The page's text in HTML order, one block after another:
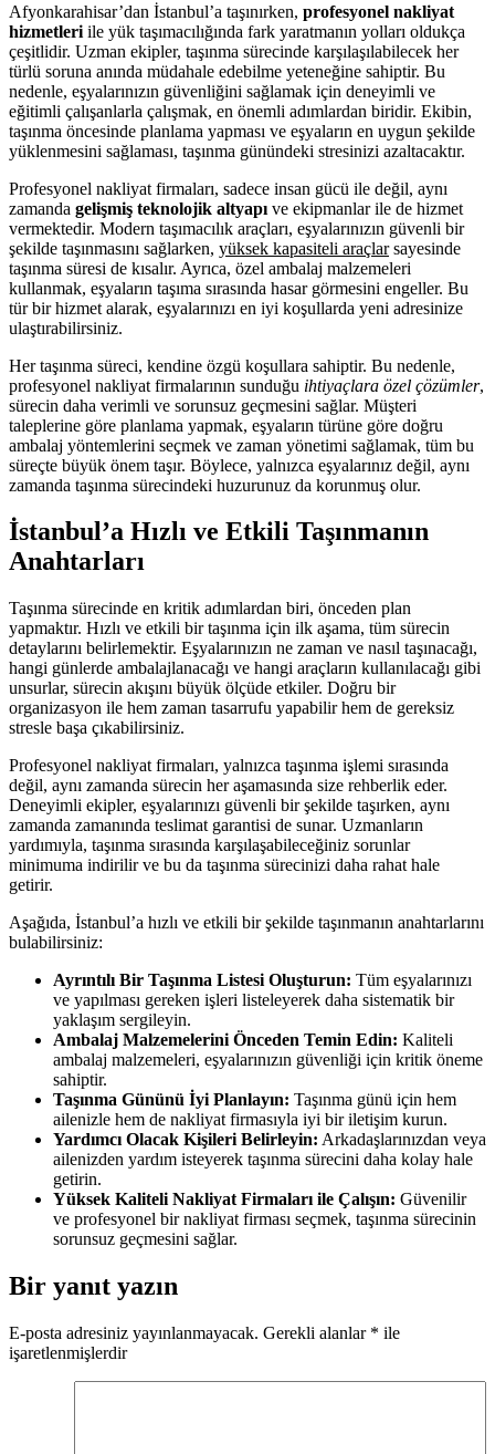
Afyonkarahisar’dan İstanbul’a taşınırken, profesyonel nakliyat
hizmetleri ile yük taşımacılığında fark yaratmanın yolları oldukça
çeşitlidir. Uzman ekipler, taşınma sürecinde karşılaşılabilecek her
türlü soruna anında müdahale edebilme yeteneğine sahiptir. Bu
nedenle, eşyalarınızın güvenliğini sağlamak için deneyimli ve
eğitimli çalışanlarla çalışmak, en önemli adımlardan biridir. Ekibin,
taşınma öncesinde planlama yapması ve eşyaların en uygun şekilde
yüklenmesini sağlaması, taşınma günündeki stresinizi azaltacaktır.
Profesyonel nakliyat firmaları, sadece insan gücü ile değil, aynı
zamanda gelişmiş teknolojik altyapı ve ekipmanlar ile de hizmet
vermektedir. Modern taşımacılık araçları, eşyalarınızın güvenli bir
şekilde taşınmasını sağlarken, yüksek kapasiteli araçlarsayesinde
taşınma süresi de kısalır. Ayrıca, özel ambalaj malzemeleri
kullanmak, eşyaların taşıma sırasında hasar görmesini engeller. Bu
tür bir hizmet alarak, eşyalarınızı en iyi koşullarda yeni adresinize
ulaştırabilirsiniz.
Her taşınma süreci, kendine özgü koşullara sahiptir. Bu nedenle,
profesyonel nakliyat firmalarının sunduğu ihtiyaçlara özel çözümler,
sürecin daha verimli ve sorunsuz geçmesini sağlar. Müşteri
taleplerine göre planlama yapmak, eşyaların türüne göre doğru
ambalaj yöntemlerini seçmek ve zaman yönetimi sağlamak, tüm bu
süreçte büyük önem taşır. Böylece, yalnızca eşyalarınız değil, aynı
zamanda taşınma sürecindeki huzurunuz da korunmuş olur.
İstanbul’a Hızlı ve Etkili Taşınmanın
Anahtarları
Taşınma sürecinde en kritik adımlardan biri, önceden plan
yapmaktır. Hızlı ve etkili bir taşınma için ilk aşama, tüm sürecin
detaylarını belirlemektir. Eşyalarınızın ne zaman ve nasıl taşınacağı,
hangi günlerde ambalajlanacağı ve hangi araçların kullanılacağı gibi
unsurlar, sürecin akışını büyük ölçüde etkiler. Doğru bir
organizasyon ile hem zaman tasarrufu yapabilir hem de gereksiz
stresle başa çıkabilirsiniz.
Profesyonel nakliyat firmaları, yalnızca taşınma işlemi sırasında
değil, aynı zamanda sürecin her aşamasında size rehberlik eder.
Deneyimli ekipler, eşyalarınızı güvenli bir şekilde taşırken, aynı
zamanda zamanında teslimat garantisi de sunar. Uzmanların
yardımıyla, taşınma sırasında karşılaşabileceğiniz sorunlar
minimuma indirilir ve bu da taşınma sürecinizi daha rahat hale
getirir.
Aşağıda, İstanbul’a hızlı ve etkili bir şekilde taşınmanın anahtarlarını
bulabilirsiniz:
Ayrıntılı Bir Taşınma Listesi Oluşturun: Tüm eşyalarınızı
ve yapılması gereken işleri listeleyerek daha sistematik bir
yaklaşım sergileyin.
Ambalaj Malzemelerini Önceden Temin Edin: Kaliteli
ambalaj malzemeleri, eşyalarınızın güvenliği için kritik öneme
sahiptir.
Taşınma Gününü İyi Planlayın: Taşınma günü için hem
ailenizle hem de nakliyat firmasıyla iyi bir iletişim kurun.
Yardımcı Olacak Kişileri Belirleyin: Arkadaşlarınızdan veya
ailenizden yardım isteyerek taşınma sürecini daha kolay hale
getirin.
Yüksek Kaliteli Nakliyat Firmaları ile Çalışın: Güvenilir
ve profesyonel bir nakliyat firması seçmek, taşınma sürecinin
sorunsuz geçmesini sağlar.
Bir yanıt yazın
E-posta adresiniz yayınlanmayacak. Gerekli alanlar * ile
işaretlenmişlerdir